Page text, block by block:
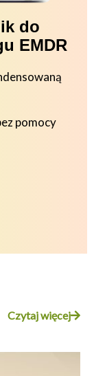
do
EMDR
pomocy
Czytaj więcej